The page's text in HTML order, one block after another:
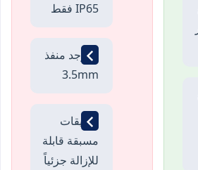
IP65 فقط
لا يوجد منفذ
3.5mm
تطبيقات
مسبقة قابلة
للإزالة جزئياً